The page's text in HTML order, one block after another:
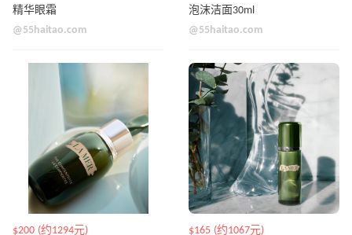
精华眼霜
@55haitao.com
泡沫洁面30ml
@55haitao.com
$200 (约1294元) $165 (约1067元)